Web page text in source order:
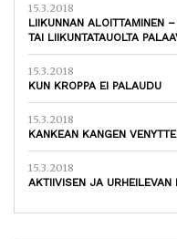
15.3.2018
LIIKUNNAN ALOITTAMINEN
TAI LIIKUNTATAUOLTA
15.3.2018
KUN KROPPA EI PALAUDU
15.3.2018
KANKEAN KANGEN
15.3.2018
AKTIIVISEN JA URHEILEVAN